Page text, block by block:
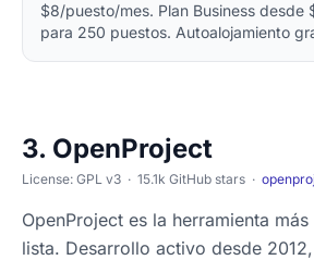
$8/puesto/mes. Plan Business
para 250 puestos. Autoalojamiento
3. OpenProject
License: GPL v3 · 15.1k GitHub stars ·
OpenProject es la herramienta
lista. Desarrollo activo desde